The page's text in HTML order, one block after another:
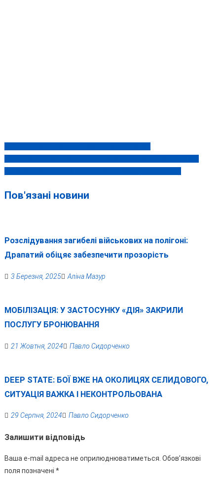
Навігація
записів
Пов'язані новини
Розслідування загибелі військових на полігоні:
Драпатий обіцяє забезпечити прозорість
3 Березня, 2025 Аліна Мазур
МОБІЛІЗАЦІЯ: У ЗАСТОСУНКУ «ДІЯ» ЗАКРИЛИ
ПОСЛУГУ БРОНЮВАННЯ
21 Жовтня, 2024 Павло Сидорченко
DEEP STATE: БОЇ ВЖЕ НА ОКОЛИЦЯХ СЕЛИДОВОГО,
СИТУАЦІЯ ВАЖКА І НЕКОНТРОЛЬОВАНА
29 Серпня, 2024 Павло Сидорченко
Залишити відповідь
Ваша e-mail адреса не оприлюднюватиметься. Обов’язкові
поля позначені *